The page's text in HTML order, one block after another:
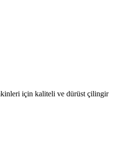
için kaliteli ve dürüst çilingir